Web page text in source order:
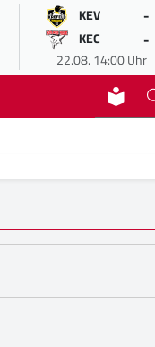
KEV -
KEC -
22.08. 14:00 Uhr